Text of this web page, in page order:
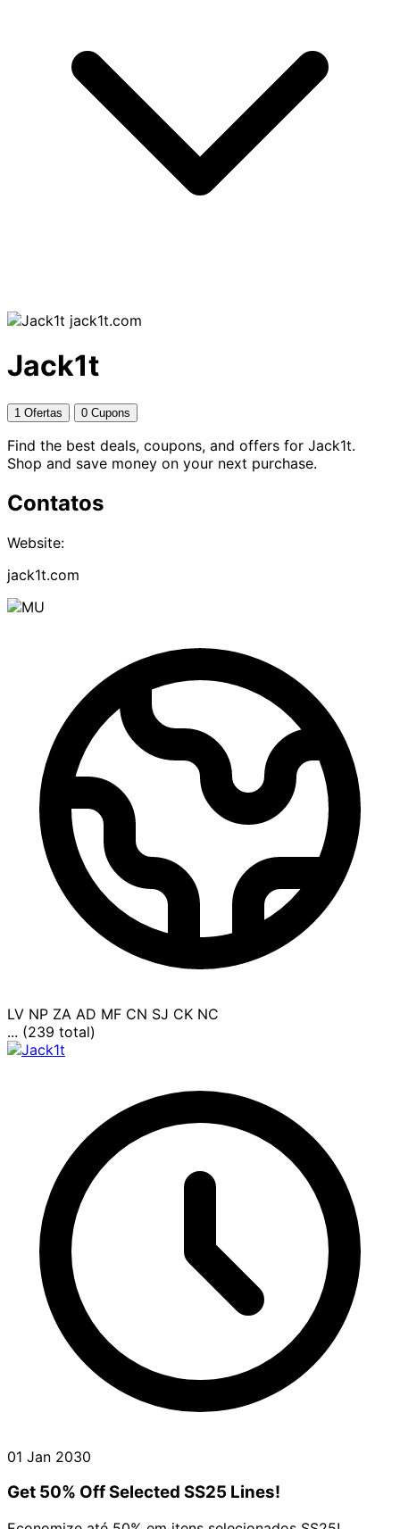
jack1t.com
Jack1t
1 Ofertas 0 Cupons
Find the best deals, coupons, and offers for Jack1t.
Shop and save money on your next purchase.
Contatos
Website:
jack1t.com
LV NP ZA AD MF CN SJ CK NC
... (239 total)
01 Jan 2030
Get 50% Off Selected SS25 Lines!